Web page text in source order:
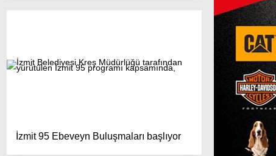
İzmit 95 Ebeveyn Buluşmaları başlıyor